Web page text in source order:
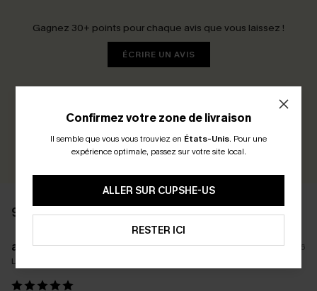
Gagnez 30+ points pour chaque avis que vous laissez !
ÉCRIRE UN AVIS
99 AVIS
a****
17/06/2026
La taille achetée:
Confirmez votre zone de livraison
Il semble que vous vous trouviez en États-Unis. Pour une
expérience optimale, passez sur votre site local.
ALLER SUR CUPSHE-US
RESTER ICI